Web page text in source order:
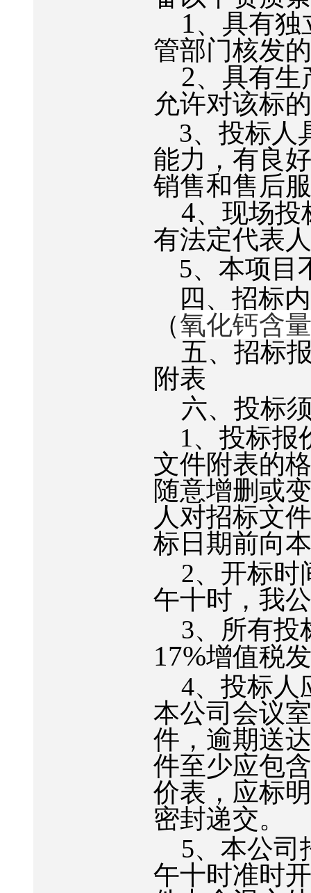
1、具有
管部门核发
2、具有
允许对该标
3、投标人
能力，有良
销售和售后
4、现场
有法定代表
5、本项目
四、招标
（氧化钙含量
五、招标
附表
六、投标
1、投标报
文件附表的
随意增删或
人对招标文
标日期前向
2、开标时
午十时，我
3、所有投
17%增值税
4、投标人
本公司会议
件，逾期送
件至少应包
价表，应标
密封递交。
5、本公司
午十时准时